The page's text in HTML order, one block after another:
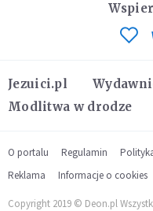
Jezuici.pl
Modlitwa w drodze
O portalu Regulamin
Reklama
Informacje o cookies
Copyright 2019 © Deon.pl